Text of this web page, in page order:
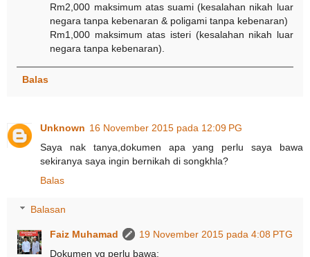
Rm2,000 maksimum atas suami (kesalahan nikah luar
negara tanpa kebenaran & poligami tanpa kebenaran)
Rm1,000 maksimum atas isteri (kesalahan nikah luar
negara tanpa kebenaran).
Balas
Unknown 16 November 2015 pada 12:09 PG
Saya nak tanya,dokumen apa yang perlu saya bawa
sekiranya saya ingin bernikah di songkhla?
Balas
Balasan
Faiz Muhamad
19 November 2015 pada 4:08 PTG
Dokumen yg perlu bawa: